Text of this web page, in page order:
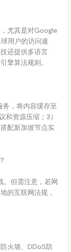
尤其是对Google
用户的访问速
还提供多语言
擎算法规则。
务，将内容缓存至
和资源压缩；3）
配新加坡节点实
。但需注意，若网
的互联网法规，
火墙、DDoS防